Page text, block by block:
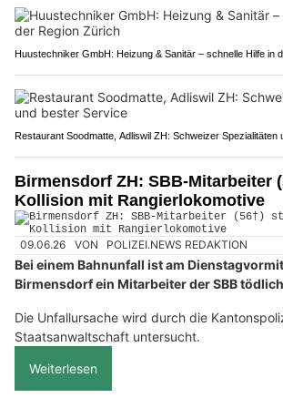
Huustechniker GmbH: Heizung & Sanitär – schnelle Hilfe in
Restaurant Soodmatte, Adliswil ZH: Schweizer Spezialitäten
Birmensdorf ZH: SBB-Mitarbeiter
Kollision mit Rangierlokomotive
09.06.26 VON POLIZEI.NEWS REDAKTION
Bei einem Bahnunfall ist am
Birmensdorf ein Mitarbeiter der SBB
Die Unfallursache wird durch die
Staatsanwaltschaft untersucht.
Weiterlesen